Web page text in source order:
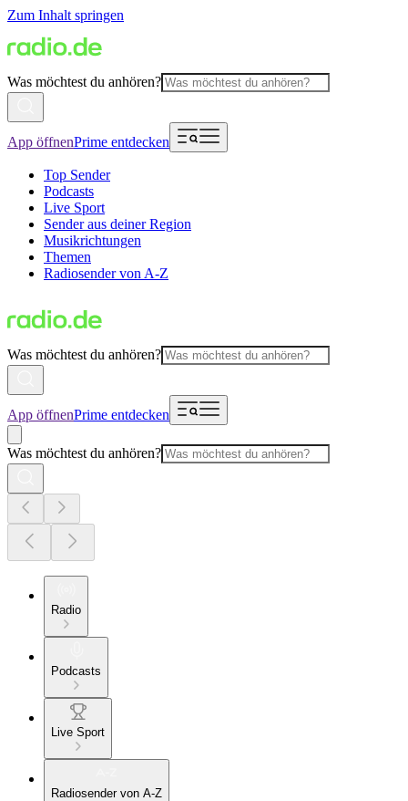
Zum Inhalt springen
Was möchtest du anhören?
App öffnenPrime entdecken
Top Sender
Podcasts
Live Sport
Sender aus deiner Region
Musikrichtungen
Themen
Radiosender von A-Z
Was möchtest du anhören?
App öffnenPrime entdecken
Was möchtest du anhören?
Radio
Podcasts
Live Sport
Radiosender von A-Z